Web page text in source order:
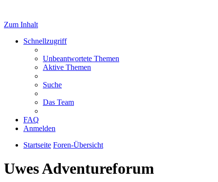
Zum Inhalt
Schnellzugriff
Unbeantwortete Themen
Aktive Themen
Suche
Das Team
FAQ
Anmelden
Startseite Foren-Übersicht
Uwes Adventureforum